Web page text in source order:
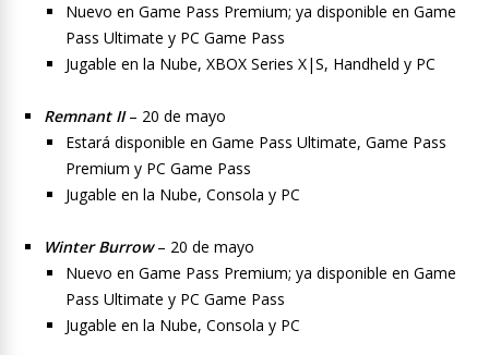
Nuevo en Game Pass Premium; ya disponible en Game
Pass Ultimate y PC Game Pass
Jugable en la Nube, XBOX Series X|S, Handheld y PC
Remnant II– 20 de mayo
Estará disponible en Game Pass Ultimate, Game Pass
Premium y PC Game Pass
Jugable en la Nube, Consola y PC
Winter Burrow– 20 de mayo
Nuevo en Game Pass Premium; ya disponible en Game
Pass Ultimate y PC Game Pass
Jugable en la Nube, Consola y PC